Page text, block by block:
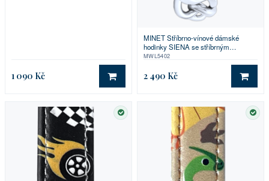
1 090 Kč DO KOŠÍKU
MINET Stříbrno-vínové dámské
hodinky SIENA se stříbrným
ocelovým řemínkem
MWL5402
2 490 Kč DO
SKLADEM